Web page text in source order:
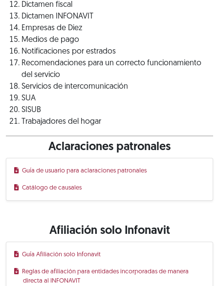
Dictamen fiscal
Dictamen INFONAVIT
Empresas de Diez
Medios de pago
Notificaciones por estrados
Recomendaciones para un correcto funcionamiento
del servicio
Servicios de intercomunicación
SUA
SISUB
Trabajadores del hogar
Aclaraciones patronales
Guía de usuario para aclaraciones patronales
Catálogo de causales
Afiliación solo Infonavit
Guía Afiliación solo Infonavit
Reglas de afiliación para entidades incorporadas de manera
directa al INFONAVIT